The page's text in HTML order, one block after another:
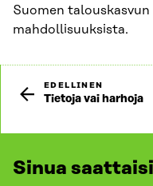
Suomen
mahdollisuuksista.
EDELLINEN
Tietoja vai harhoja
Sinua